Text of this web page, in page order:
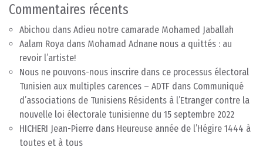
Commentaires récents
Abichou dans Adieu notre camarade Mohamed Jaballah
Aalam Roya dans Mohamad Adnane nous a quittés : au
revoir l’artiste!
Nous ne pouvons-nous inscrire dans ce processus électoral
Tunisien aux multiples carences – ADTF dans Communiqué
d’associations de Tunisiens Résidents à l’Etranger contre la
nouvelle loi électorale tunisienne du 15 septembre 2022
HICHERI Jean-Pierre dans Heureuse année de l’Hégire 1444 à
toutes et à tous